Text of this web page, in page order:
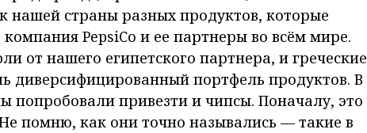
страны разных продуктов, которые
PepsiCo и ее партнеры во всём мире.
от нашего египетского партнера, и греческие
диверсифицированный портфель продуктов. В
попробовали привезти и чипсы. Поначалу, это
помню, как они точно назывались — такие в